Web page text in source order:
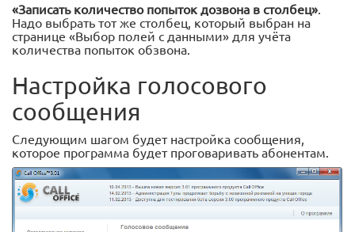
«Записать количество попыток дозвона в столбец».
Надо выбрать тот же столбец, который выбран на
странице «Выбор полей с данными» для учёта
количества попыток обзвона.
Настройка голосового
сообщения
Следующим шагом будет настройка сообщения,
которое программа будет проговаривать абонентам.